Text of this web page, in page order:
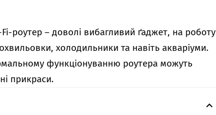
роутер – доволі вибагливий ґаджет, на роботу
холодильники та навіть акваріуми.
функціонуванню роутера можуть
прикраси.